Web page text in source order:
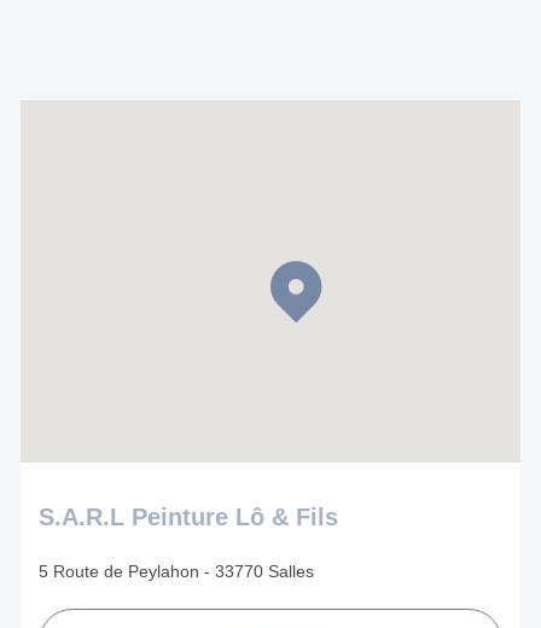
S.A.R.L Peinture Lô & Fils
5 Route de Peylahon - 33770 Salles